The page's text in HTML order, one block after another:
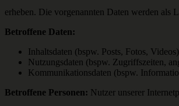
erheben. Die vorgenannten Daten werden als
Betroffene Daten:
Inhaltsdaten (bspw. Posts, Fotos, Videos)
Nutzungsdaten (bspw. Zugriffszeiten,
Kommunikationsdaten (bspw.
Betroffene Personen: Nutzer unserer